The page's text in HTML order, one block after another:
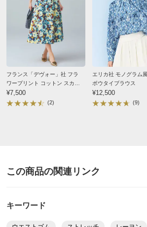
ウエスト 70
ウエスト（適応） 64
ヒップ
ヒップ（適応）
前また上 27 28
わたり幅 29
また下丈 63
※重量はあくまでも目安となります。
サイズ表記について（ファッション）
2026/07/19
すべての口コミを見る
フランス「デヴォー」社 フラ
ワープリント コットン スカー
ト
¥7,500
(2)
エリカ社 モノグラム
ボウタイブラウス
¥12,500
(9)
この商品の関連リンク
キーワード